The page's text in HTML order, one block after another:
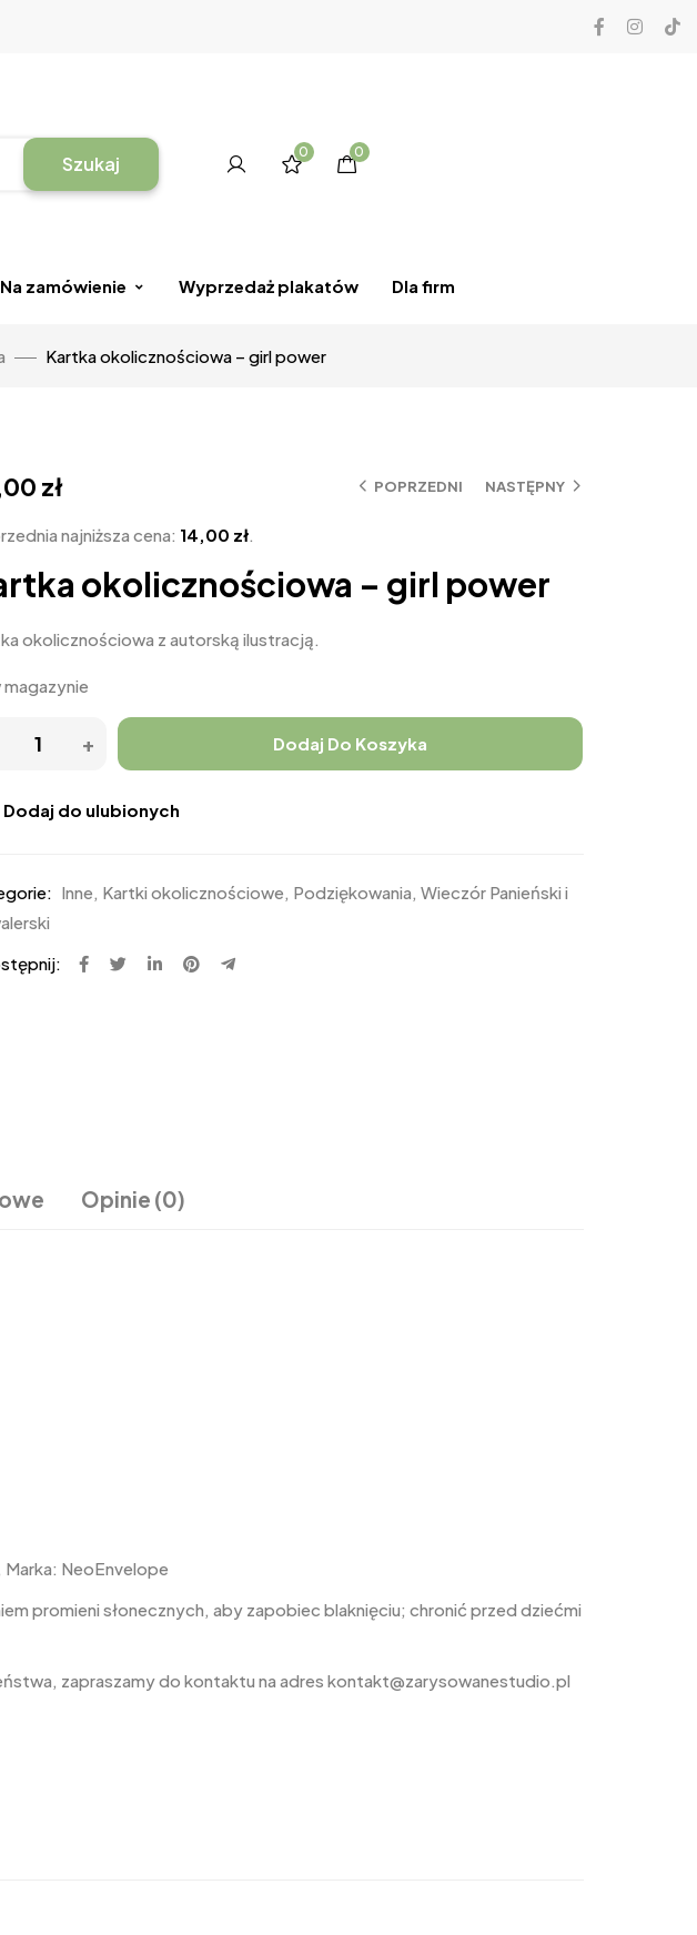
Szukaj
0 0
Na zamówienie Wyprzedaż plakatów Dla firm
Kartka okolicznościowa – girl power
POPRZEDNI NASTĘPNY
zł
najniższa cena: 14,00 zł.
okolicznościowa – girl power
okolicznościowa z autorską ilustracją.
magazynie
Dodaj Do Koszyka
Dodaj do ulubionych
Inne, Kartki okolicznościowe, Podziękowania, Wieczór Panieński i
Opinie (0)
Marka: NeoEnvelope
promieni słonecznych, aby zapobiec blaknięciu; chronić przed dziećmi
zapraszamy do kontaktu na adres kontakt@zarysowanestudio.pl